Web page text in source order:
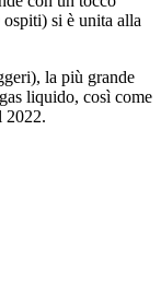
si è unita alla
la più grande
liquido, così come
2022.